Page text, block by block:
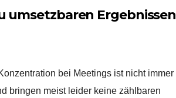
umsetzbaren Ergebnissen
bei Meetings ist nicht immer
bringen meist leider keine zählbaren